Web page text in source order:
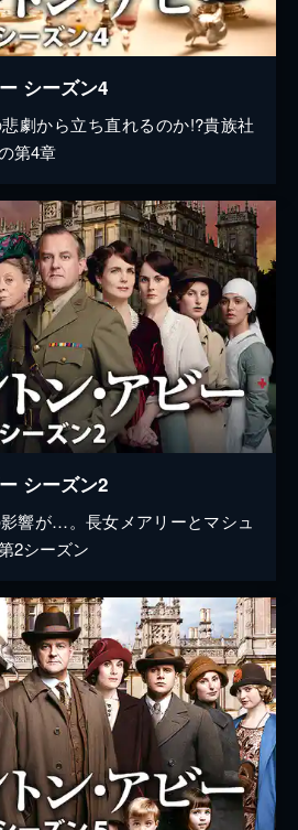
シーズン4
劇から立ち直れるのか!?貴族社
第4章
シーズン2
響が…。長女メアリーとマシュ
2シーズン